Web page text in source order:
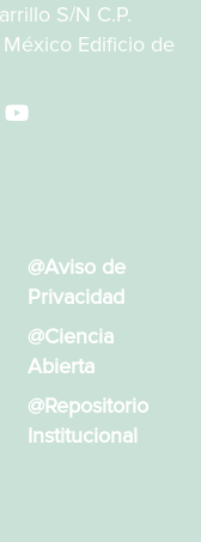
S/N C.P.
Edificio de
@Aviso de
Privacidad
@Ciencia
Abierta
@Repositorio
Institucional